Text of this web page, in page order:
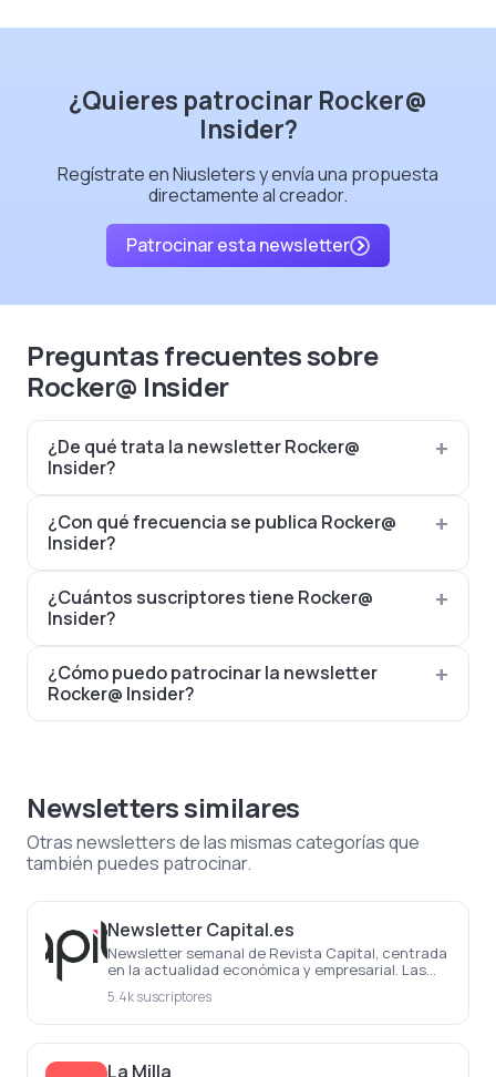
¿Quieres patrocinar Rocker@
Insider?
Regístrate en Niusleters y envía una propuesta
directamente al creador.
Patrocinar esta newsletter
Preguntas frecuentes sobre
Rocker@ Insider
¿De qué trata la newsletter Rocker@
Insider?
¿Con qué frecuencia se publica Rocker@
Insider?
¿Cuántos suscriptores tiene Rocker@
Insider?
¿Cómo puedo patrocinar la newsletter
Rocker@ Insider?
Newsletters similares
Otras newsletters de las mismas categorías que
también puedes patrocinar.
Newsletter Capital.es
Newsletter semanal de Revista Capital, centrada
en la actualidad económica y empresarial. Las
semana
5.4k suscriptores
La Milla